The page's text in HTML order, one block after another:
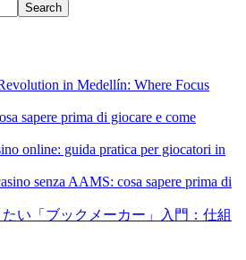
Search
in Medellín: Where Focus
sapere prima di giocare e come
online: guida pratica per giocatori in
senza AAMS: cosa sapere prima di
い「ブックメーカー」入門：仕組